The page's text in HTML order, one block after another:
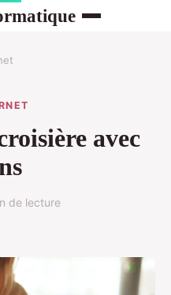
avec
de lecture